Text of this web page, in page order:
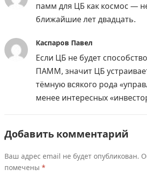
памм для ЦБ как космос —
ближайшие лет двадцать.
Каспаров Павел
Если ЦБ не будет
ПАММ, значит ЦБ
тёмную всякого рода
менее интересных
Добавить комментарий
Ваш адрес email не будет опубликован.
помечены *